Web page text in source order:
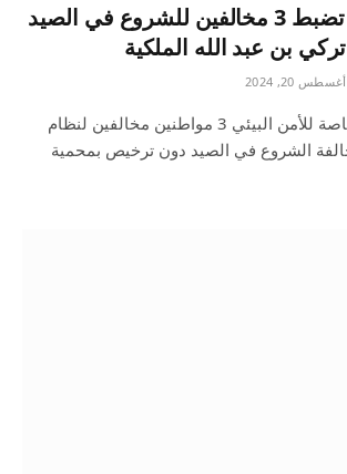
“الأمن البيئي” تضبط 3 مخالفين للشروع في الصيد
بن عبد الله الملكية
أغسطس 20, 2024
ضبطت القوات الخاصة للأمن البيئي 3 مواطنين مخالفين لنظام
مخالفة الشروع في الصيد دون ترخيص بمحمية